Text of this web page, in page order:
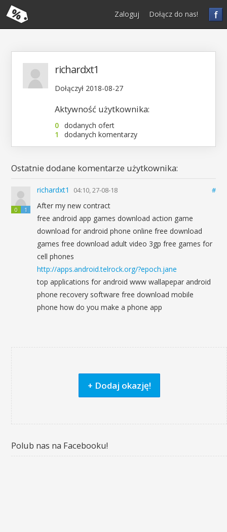
f
Zaloguj Dołącz do nas!
richardxt1
Dołączył 2018-08-27
Aktywność użytkownika:
0 dodanych ofert
1
dodanych komentarzy
Ostatnie dodane komentarze użytkownika:
0 1
richardxt1 04:10, 27-08-18 #
After my new contract
free android app games download action game
download for android phone online free download
games free download adult video 3gp free games for
cell phones
http://apps.android.telrock.org/?epoch.jane
top applications for android www wallapepar android
phone recovery software free download mobile
phone how do you make a phone app
+ Dodaj okazję!
Polub nas na Facebooku!